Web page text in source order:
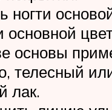
ногти
основной
основы
телесный
лак.